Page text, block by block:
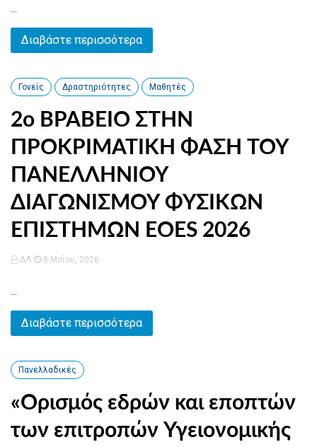
...
Διαβάστε περισσότερα
Γονείς Δραστηριότητες Μαθητές
2ο ΒΡΑΒΕΙΟ ΣΤΗΝ
ΠΡΟΚΡΙΜΑΤΙΚΗ ΦΑΣΗ ΤΟΥ
ΠΑΝΕΛΛΗΝΙΟΥ
ΔΙΑΓΩΝΙΣΜΟΥ ΦΥΣΙΚΩΝ
ΕΠΙΣΤΗΜΩΝ EOES 2026
ΔΛ 8 Μαΐου, 2026
...
Διαβάστε περισσότερα
Πανελλαδικές
«Ορισμός εδρών και εποπτών
των επιτροπών Υγειονομικής